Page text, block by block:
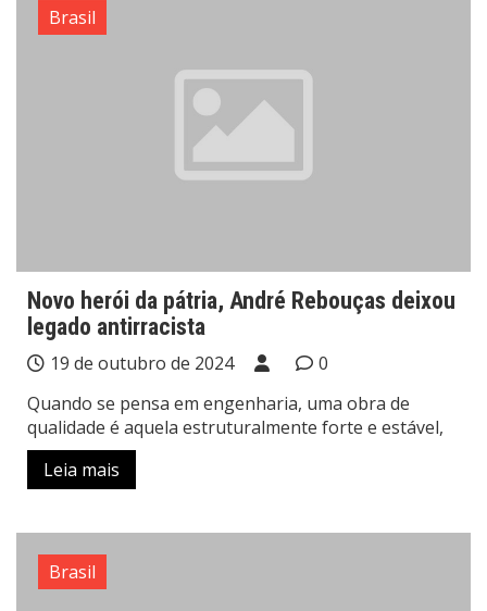
Brasil
Novo herói da pátria, André Rebouças deixou
legado antirracista
19 de outubro de 2024
0
Quando se pensa em engenharia, uma obra de
qualidade é aquela estruturalmente forte e estável,
Leia mais
Brasil